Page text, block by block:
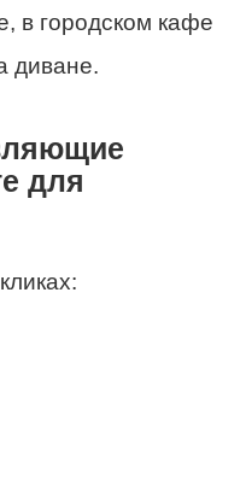
в городском кафе
диване.
для